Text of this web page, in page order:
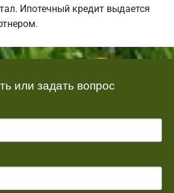
Ипотечный кредит выдается
или задать вопрос